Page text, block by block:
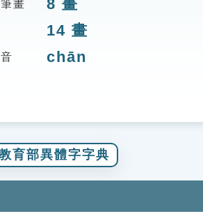
畫 8 畫
14 畫
chān
育部異體字字典